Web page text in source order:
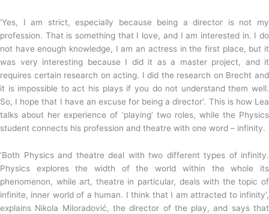
‘Yes, I am strict, especially because being a director is not my
profession. That is something that I love, and I am interested in. I do
not have enough knowledge, I am an actress in the first place, but it
was very interesting because I did it as a master project, and it
requires certain research on acting. I did the research on Brecht and
it is impossible to act his plays if you do not understand them well.
So, I hope that I have an excuse for being a director’. This is how Lea
talks about her experience of ‘playing’ two roles, while the Physics
student connects his profession and theatre with one word – infinity.
‘Both Physics and theatre deal with two different types of infinity.
Physics explores the width of the world within the whole its
phenomenon, while art, theatre in particular, deals with the topic of
infinite, inner world of a human. I think that I am attracted to infinity’,
explains Nikola Miloradović, the director of the play, and says that